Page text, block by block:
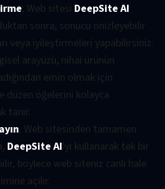
: Web sitesi DeepSite AI
sonra, sonucu önizleyebilir
veya iyileştirmeleri yapabilirsiniz.
arayüzü, nihai ürünün
emin olmak için
düzen öğelerini kolayca
tanır.
: Web sitesinden tamamen
DeepSite AI'yi kullanarak tek bir
böylece web siteniz canlı hale
açılır.